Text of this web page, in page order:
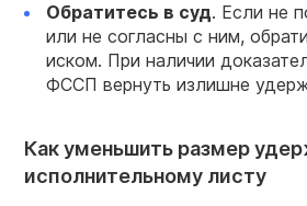
Обратитесь в суд. Если не
или не согласны с ним,
иском. При наличии
ФССП вернуть излишне
Как уменьшить размер
исполнительному листу